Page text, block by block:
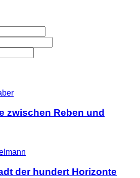
zwischen Reben und
der hundert Horizonte